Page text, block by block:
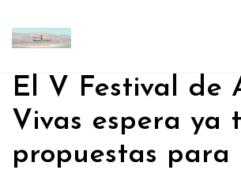
El V Festival de
Vivas espera ya
propuestas para